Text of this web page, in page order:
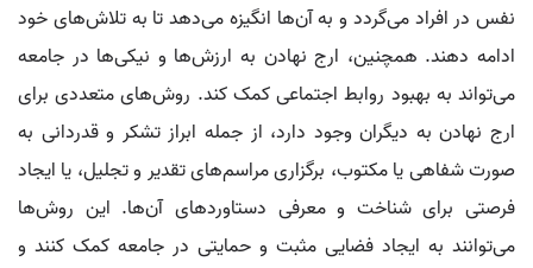
نفس در افراد می‌گردد و به آن‌ها انگیزه می‌دهد تا به تلاش‌های خود
ادامه دهند. همچنین، ارج نهادن به ارزش‌ها و نیکی‌ها در جامعه
می‌تواند به بهبود روابط اجتماعی کمک کند. روش‌های متعددی برای
ارج نهادن به دیگران وجود دارد، از جمله ابراز تشکر و قدردانی به
صورت شفاهی یا مکتوب، برگزاری مراسم‌های تقدیر و تجلیل، یا ایجاد
فرصتی برای شناخت و معرفی دستاوردهای آن‌ها. این روش‌ها
می‌توانند به ایجاد فضایی مثبت و حمایتی در جامعه کمک کنند و